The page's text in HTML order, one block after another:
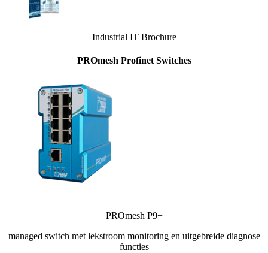
Industrial IT Brochure
PROmesh Profinet Switches
PROmesh P9+
managed switch met lekstroom monitoring en uitgebreide diagnose
functies